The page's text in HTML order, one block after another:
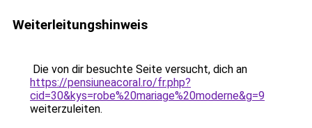
Weiterleitungshinweis
Die von dir besuchte Seite versucht, dich an
https://pensiuneacoral.ro/fr.php?
cid=30&kys=robe%20mariage%20moderne&g=9
weiterzuleiten.